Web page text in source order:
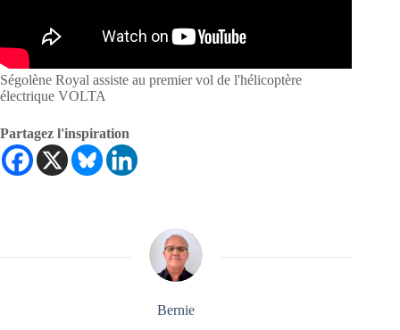
Ségolène Royal assiste au premier vol de l'hélicoptère
électrique VOLTA
Partagez l'inspiration
Bernie